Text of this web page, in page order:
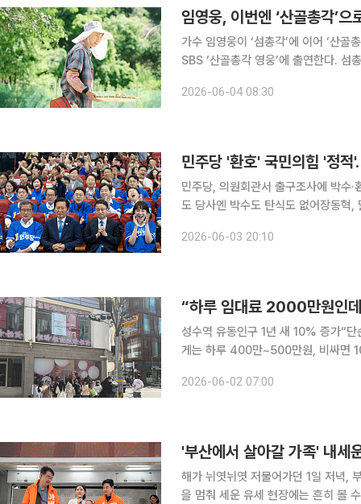
임영웅, 이번엔 ‘산골총각’
가수 임영웅이 ‘섬총각’에 이어 ‘산골총각’으로 변신한다. 4일 오
SBS ‘산골총각 영웅’에 출연한다. 섬
영웅’은 사랑받았던 ‘섬총각 영웅’의
2026-06-04 08:30
민주당, 의원회관서 출구조사에 박수
도 당사엔 박수도 탄식도 없어장동혁, 말없이 화
원들이 모인 3열에서 작은 환호와 박
2026-06-03 20:10
성수역 유동인구 1년 새 10% 증가“단순 상권 아
게는 하루 400만~500만원, 비싸면
오자마자 팝업스토어를 찾아 뛰어가
2026-06-02 07:00
'부산에서 살아갈 가족' 내세
해가 뉘엿뉘엿 저물어가던 1일 저녁,
을 멈춰 세운 유세 현장에는 흔히 볼 수